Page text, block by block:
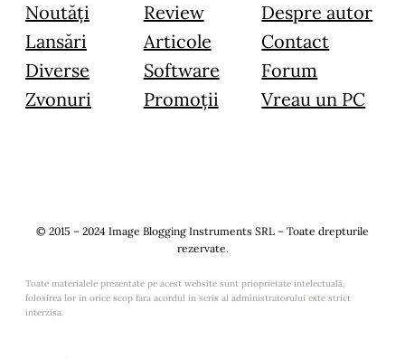
Noutăți
Lansări
Diverse
Zvonuri
Review
Articole
Software
Promoții
Despre autor
Contact
Forum
Vreau un PC
© 2015 – 2024 Image Blogging Instruments SRL – Toate drepturile
rezervate.
Toate materialele prezentate pe acest website sunt prioprietate intelectuală,
folosirea lor in orice scop fara acordul in scris al administratorului este strict
interzisa.